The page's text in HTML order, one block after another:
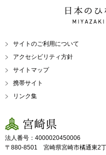
日本のひな
MIYAZAKI
サイトのご利用について
アクセシビリティ方針
サイトマップ
携帯サイト
リンク集
宮崎県
法人番号：4000020450006
〒880-8501 宮崎県宮崎市橘通東2